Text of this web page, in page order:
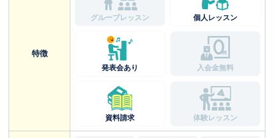
特徴
グループレッスン 個人レッスン
発表会あり 入会金無料
資料請求 体験レッスン